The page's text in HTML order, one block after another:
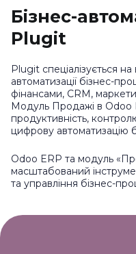
Бізнес-
Plugit
Plugit спеціалізується
автоматизації бізнес-
фінансами, CRM,
Модуль Продажі в Odoo
продуктивність,
цифрову автоматизацію
Odoo ERP та модуль
масштабований
та управління бізнес-